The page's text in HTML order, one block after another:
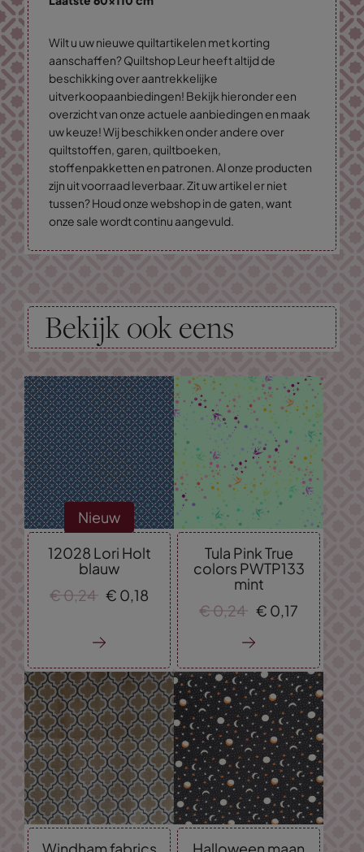
Wilt u uw nieuwe quiltartikelen met korting
aanschaffen? Quiltshop Leur heeft altijd de
beschikking over aantrekkelijke
uitverkoopaanbiedingen! Bekijk hieronder een
overzicht van onze actuele aanbiedingen en maak
uw keuze! Wij beschikken onder andere over
quiltstoffen, garen, quiltboeken,
stoffenpakketten en patronen. Al onze producten
zijn uit voorraad leverbaar. Zit uw artikel er niet
tussen? Houd onze webshop in de gaten, want
onze sale wordt continu aangevuld.
Bekijk ook eens
Nieuw
12028 Lori Holt
blauw
€ 0,24 € 0,18
Tula Pink True
colors PWTP133
mint
€ 0,24 € 0,17